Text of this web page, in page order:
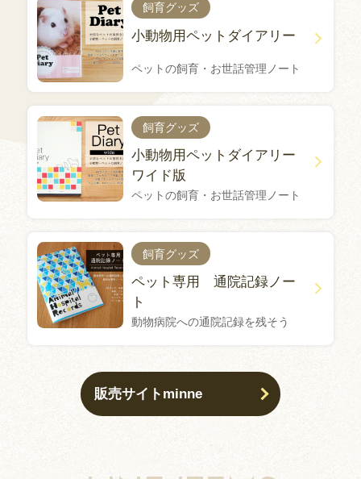
飼育グッズ
小動物用ペットダイアリー
ペットの飼育・お世話管理ノート
飼育グッズ
小動物用ペットダイアリー
ワイド版
ペットの飼育・お世話管理ノート
飼育グッズ
ペット専用 通院記録ノー
ト
動物病院への通院記録を残そう
販売サイトminne